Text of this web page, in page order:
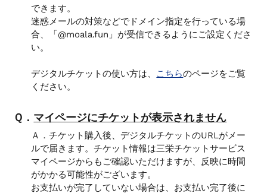
できます。
迷惑メールの対策などでドメイン指定を行っている場
合、「@moala.fun」が受信できるようにご設定くださ
い。
デジタルチケットの使い方は、 こちらのページをご覧
ください。
Ｑ． マイページにチケットが表示されません
Ａ．チケット購入後、デジタルチケットのURLがメー
ルで届きます。チケット情報は三栄チケットサービス
マイページからもご確認いただけますが、反映に時間
がかかる可能性がございます。
お支払いが完了していない場合は、お支払い完了後に